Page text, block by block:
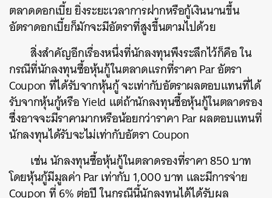
ตลาดดอกเบี้ย ยิ่งระยะเวลาการฝากหรือกู้เงินนานขึ้น
อัตราดอกเบี้ยก็มักจะมีอัตราที่สูงขึ้นตามไปด้วย
สิ่งสำคัญอีกเรื่องหนึ่งที่นักลงทุนพึงระลึกไว้ก็คือ ใน
กรณีที่นักลงทุนซื้อหุ้นกู้ในตลาดแรกที่ราคา Par อัตรา
Coupon ที่ได้รับจากหุ้นกู้ จะเท่ากับอัตราผลตอบแทนที่ได้
รับจากหุ้นกู้หรือ Yield แต่ถ้านักลงทุนซื้อหุ้นกู้ในตลาดรอง
ซึ่งอาจจะมีราคามากหรือน้อยกว่าราคา Par ผลตอบแทนที่
นักลงทุนได้รับจะไม่เท่ากับอัตรา Coupon
เช่น นักลงทุนซื้อหุ้นกู้ในตลาดรองที่ราคา 850 บาท
โดยหุ้นกู้มีมูลค่า Par เท่ากับ 1,000 บาท และมีการจ่าย
Coupon ที่ 6% ต่อปี ในกรณีนี้นักลงทุนได้ได้รับผล